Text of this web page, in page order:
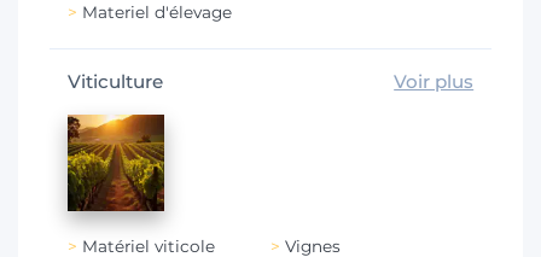
Materiel d'élevage
Viticulture Voir plus
Matériel viticole
Vignes